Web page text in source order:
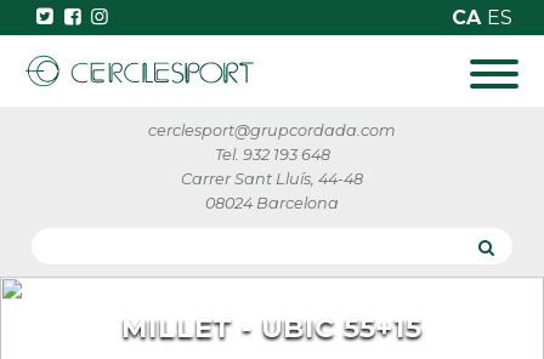
CA ES
cerclesport@grupcordada.com
Tel. 932 193 648
Carrer Sant Lluís, 44-48
08024 Barcelona
MILLET - UBIC 55+15